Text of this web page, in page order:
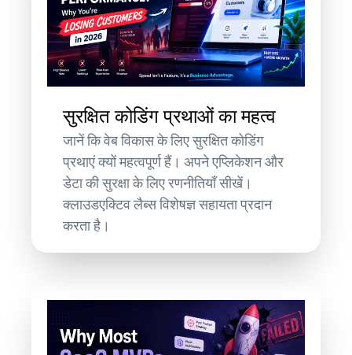
सुरक्षित कोडिंग प्रथाओं का महत्व
जानें कि वेब विकास के लिए सुरक्षित कोडिंग
प्रथाएं क्यों महत्वपूर्ण हैं। अपने एप्लिकेशन और
डेटा की सुरक्षा के लिए रणनीतियाँ सीखें।
क्लाउडएक्टिव लैब्स विशेषज्ञ सहायता प्रदान
करता है।